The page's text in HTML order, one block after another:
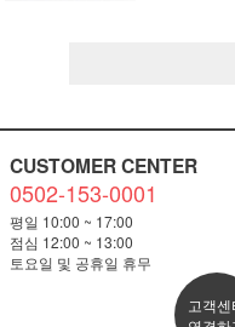
CUSTOMER CENTER
0502-153-0001
평일 10:00 ~ 17:00
점심 12:00 ~ 13:00
토요일 및 공휴일 휴무
고객센